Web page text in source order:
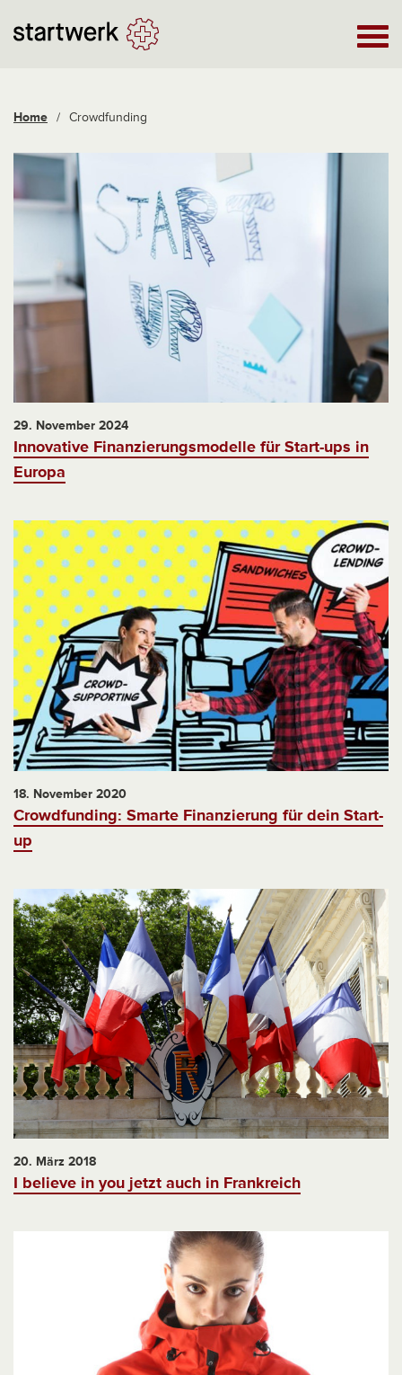
Home / Crowdfunding
29. November 2024
Innovative Finanzierungsmodelle für Start-ups in
Europa
18. November 2020
Crowdfunding: Smarte Finanzierung für dein Start-
up
20. März 2018
I believe in you jetzt auch in Frankreich